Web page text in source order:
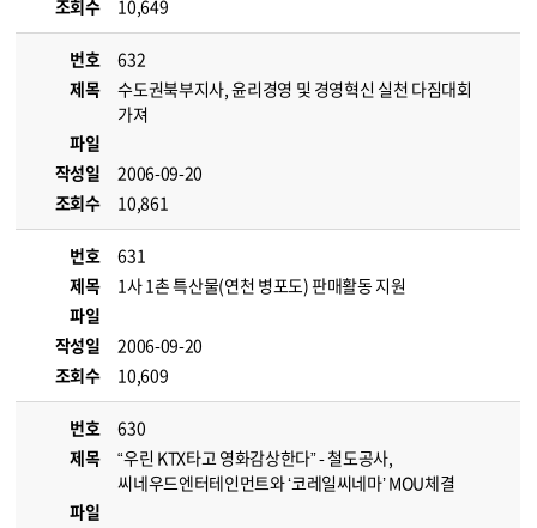
조회수
10,649
번호
632
제목
수도권북부지사, 윤리경영 및 경영혁신 실천 다짐대회
가져
파일
작성일
2006-09-20
조회수
10,861
번호
631
제목
1사 1촌 특산물(연천 병포도) 판매활동 지원
파일
작성일
2006-09-20
조회수
10,609
번호
630
제목
“우린 KTX타고 영화감상한다” - 철도공사,
씨네우드엔터테인먼트와 ‘코레일씨네마’ MOU체결
파일